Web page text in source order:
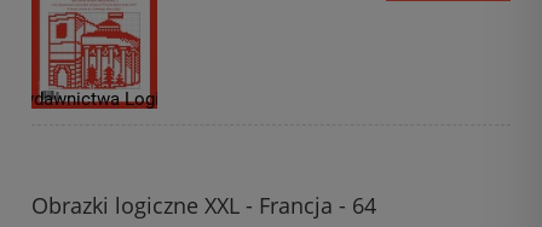
Obrazki logiczne XXL - Francja - 64